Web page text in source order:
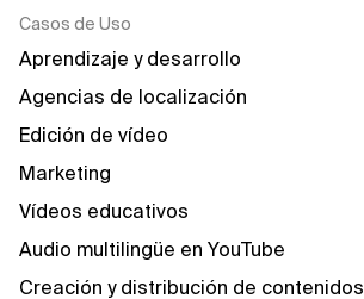
Casos de Uso
Aprendizaje y desarrollo
Agencias de localización
Edición de vídeo
Marketing
Vídeos educativos
Audio multilingüe en YouTube
Creación y distribución de contenidos